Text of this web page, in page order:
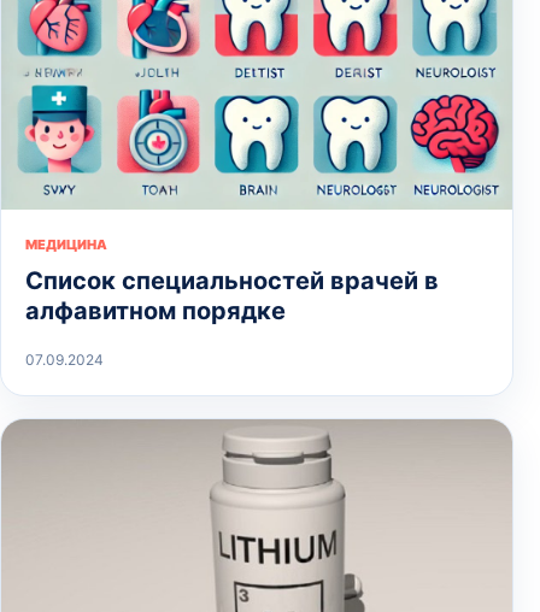
МЕДИЦИНА
Список специальностей врачей в
алфавитном порядке
07.09.2024